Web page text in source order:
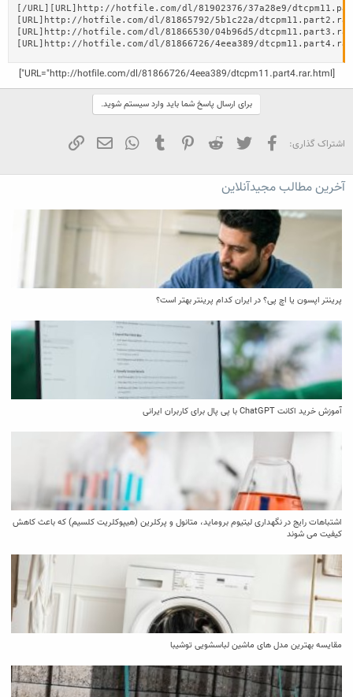
[/URL][URL]http://hotfile.com/dl/81902376/37a28e9/
[URL]http://hotfile.com/dl/81865792/5b1c22a/
[URL]http://hotfile.com/dl/81866530/04b96d5/
[URL]http://hotfile.com/dl/81866726/4eea389/
[URL="http://hotfile.com/dl/81866726/4eea389/dtcpm11.part4.rar.html"]
برای ارسال پاسخ شما باید وارد سیستم شوید.
اشتراک گذاری: فیسبوک تویتر Reddit
Pinterest
Tumblr
WhatsApp
ایمیل
آخرین مطالب مجیدآنلاین
پرینتر اپسون یا اچ پی؟ در ایران کدام پرینتر بهتر است؟
آموزش خرید اکانت ChatGPT با پی پال برای کاربران ایرانی
اشتباهات رایج در نگهداری لیتیوم بروماید، متانول و پرکلرین (هیپوکلریت کلسیم) که باعث کاهش
کیفیت می‌ شوند
مقایسه بهترین مدل ‌های ماشین لباسشویی توشیبا